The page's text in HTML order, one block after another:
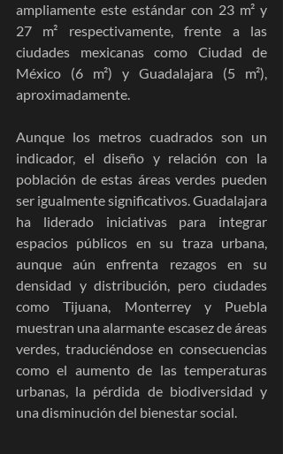
ampliamente este estándar con 23 m² y
27 m² respectivamente, frente a las
ciudades mexicanas como Ciudad de
México (6 m²) y Guadalajara (5 m²),
aproximadamente.
Aunque los metros cuadrados son un
indicador, el diseño y relación con la
población de estas áreas verdes pueden
ser igualmente significativos. Guadalajara
ha liderado iniciativas para integrar
espacios públicos en su traza urbana,
aunque aún enfrenta rezagos en su
densidad y distribución, pero ciudades
como Tijuana, Monterrey y Puebla
muestran una alarmante escasez de áreas
verdes, traduciéndose en consecuencias
como el aumento de las temperaturas
urbanas, la pérdida de biodiversidad y
una disminución del bienestar social.